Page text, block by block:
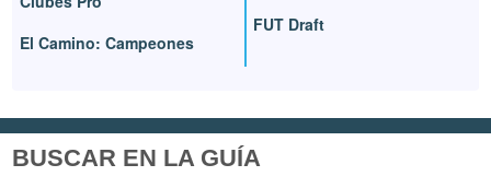
El Camino: Campeones
FUT Draft
BUSCAR EN LA GUÍA